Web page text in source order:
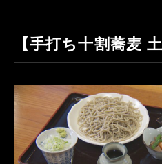
【手打ち十割蕎麦 土